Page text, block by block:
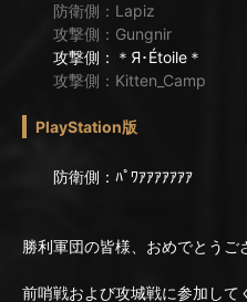
防衛側：Lapiz
攻撃側：Gungnir
攻撃側：＊Я･Étoile＊
攻撃側：Kitten_Camp
PlayStation版
防衛側：ﾊﾟﾜｱｱｱｱｱｱｱ
勝利軍団の皆様、おめでとうご
前哨戦および攻城戦に参加して